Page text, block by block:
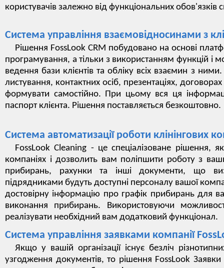
користувачів залежно від функціональних обов'язків
Система управління взаємовідносинами з
Рішення FossLook CRM побудовано на основі
програмування, а тільки з використанням функцій і
ведення бази клієнтів та обліку всіх взаємин з
листування, контактних осіб, презентаціях,
формувати самостійно. При цьому вся ця
паспорт клієнта. Рішення поставляється безкоштовно.
Система автоматизації роботи клінінгових
FossLook Cleaning - це спеціалізоване рішення,
компаніях і дозволить вам поліпшити роботу з
прибирань, рахунки та інші документи, що
підрядниками будуть доступні персоналу вашої
достовірну інформацію про графік прибирань для
виконання прибирань. Використовуючи
реалізувати необхідний вам додатковий функціонал.
Система управління заявками компанії
Якщо у вашій організації існує безліч
узгодження документів, то рішення FossLook